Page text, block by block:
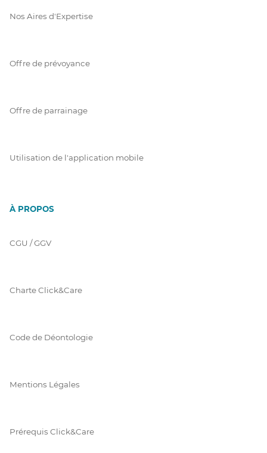
Nos Aires d'Expertise
Offre de prévoyance
Offre de parrainage
Utilisation de l'application mobile
À PROPOS
CGU / GGV
Charte Click&Care
Code de Déontologie
Mentions Légales
Prérequis Click&Care